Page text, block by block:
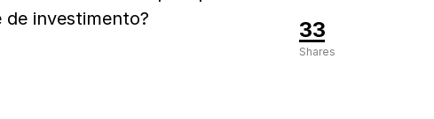
33
Shares
de investimento?